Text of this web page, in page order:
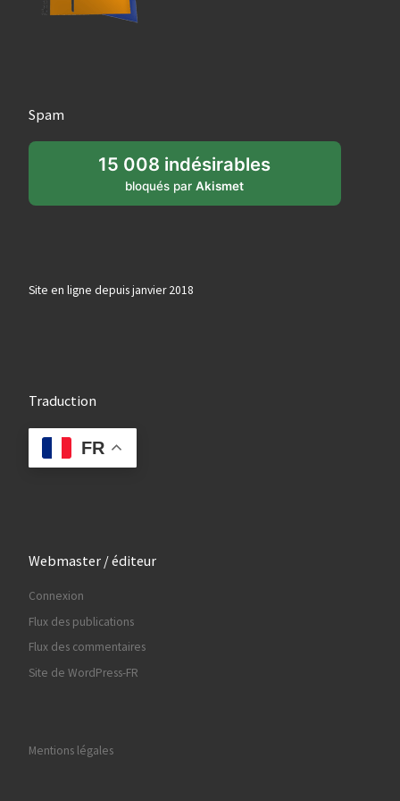
Spam
15 008 indésirables
bloqués parAkismet
Site en ligne depuis janvier 2018
Traduction
FR
Webmaster / éditeur
Connexion
Flux des publications
Flux des commentaires
Site de WordPress-FR
Mentions légales